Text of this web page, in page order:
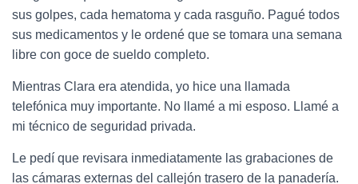
sus golpes, cada hematoma y cada rasguño. Pagué todos
sus medicamentos y le ordené que se tomara una semana
libre con goce de sueldo completo.
Mientras Clara era atendida, yo hice una llamada
telefónica muy importante. No llamé a mi esposo. Llamé a
mi técnico de seguridad privada.
Le pedí que revisara inmediatamente las grabaciones de
las cámaras externas del callejón trasero de la panadería.